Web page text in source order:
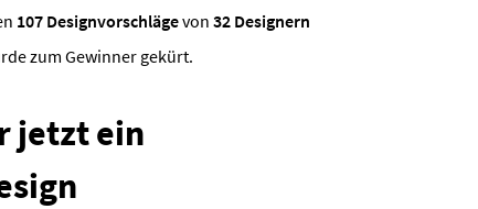
107 Designvorschlägevon 32 Designern
zum Gewinner gekürt.
jetzt ein